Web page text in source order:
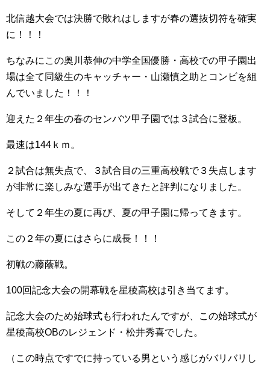
北信越大会では決勝で敗れはしますが春の選抜切符を確実
に！！！
ちなみにこの奥川恭伸の中学全国優勝・高校での甲子園出
場は全て同級生のキャッチャー・山瀬慎之助とコンビを組
んでいました！！！
迎えた２年生の春のセンバツ甲子園では３試合に登板。
最速は144ｋｍ。
２試合は無失点で、３試合目の三重高校戦で３失点します
が非常に楽しみな選手が出てきたと評判になりました。
そして２年生の夏に再び、夏の甲子園に帰ってきます。
この２年の夏にはさらに成長！！！
初戦の藤蔭戦。
100回記念大会の開幕戦を星稜高校は引き当てます。
記念大会のため始球式も行われたんですが、この始球式が
星稜高校OBのレジェンド・松井秀喜でした。
（この時点ですでに持っている男という感じがバリバリし